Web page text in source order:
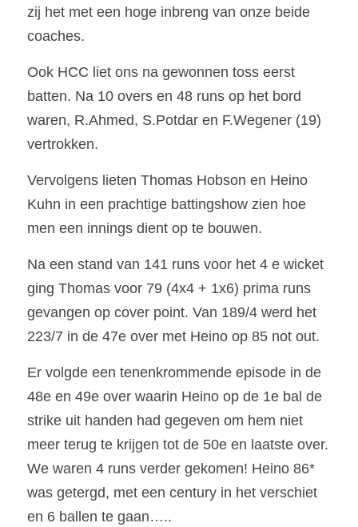
zij het met een hoge inbreng van onze beide
coaches.
Ook HCC liet ons na gewonnen toss eerst
batten. Na 10 overs en 48 runs op het bord
waren, R.Ahmed, S.Potdar en F.Wegener (19)
vertrokken.
Vervolgens lieten Thomas Hobson en Heino
Kuhn in een prachtige battingshow zien hoe
men een innings dient op te bouwen.
Na een stand van 141 runs voor het 4 e wicket
ging Thomas voor 79 (4x4 + 1x6) prima runs
gevangen op cover point. Van 189/4 werd het
223/7 in de 47e over met Heino op 85 not out.
Er volgde een tenenkrommende episode in de
48e en 49e over waarin Heino op de 1e bal de
strike uit handen had gegeven om hem niet
meer terug te krijgen tot de 50e en laatste over.
We waren 4 runs verder gekomen! Heino 86*
was getergd, met een century in het verschiet
en 6 ballen te gaan…..